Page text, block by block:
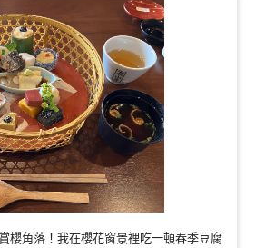
櫻角落！我在櫻花窗景裡吃一頓春季豆腐